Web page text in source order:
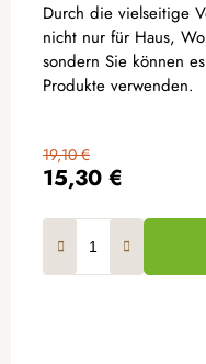
15,30 €
19,10 €
Durch die vielseitige
nicht nur für Haus,
sondern Sie können
Produkte verwenden.